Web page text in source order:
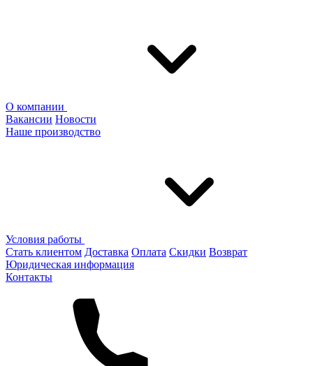
О компании
Вакансии Новости
Наше производство
Условия работы
Стать клиентом Доставка Оплата Скидки Возврат
Юридическая информация
Контакты